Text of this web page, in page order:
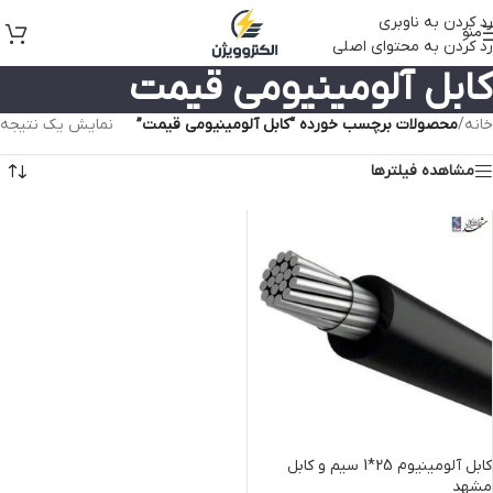
رد کردن به ناوبری
رد کردن به محتوای اصلی
منو
کابل آلومینیومی قیمت
خانه/محصولات برچسب خورده “کابل آلومینیومی قیمت” نمایش یک نتیجه
مشاهده فیلترها
کابل آلومینیوم 25*1 سیم و کابل
مشهد